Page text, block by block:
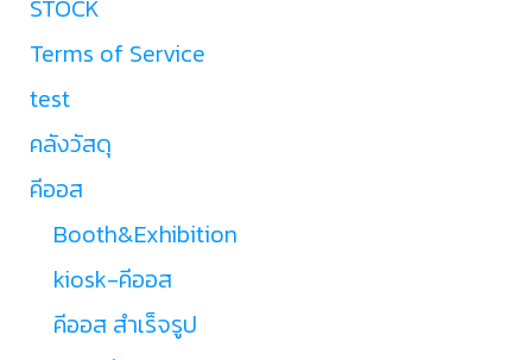
STOCK
Terms of Service
test
คลังวัสดุ
คีออส
Booth&Exhibition
kiosk-คีออส
คีออส สำเร็จรูป